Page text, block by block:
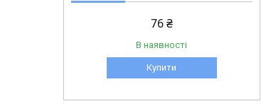
76 ₴
В наявності
Купити